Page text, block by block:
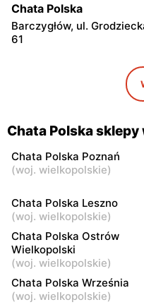
Chata Polska
Barczygłów, ul.
61
Chata Polska
Brzeziny, ul. Sobiesęki 7
Stawiszyn, ul. Szosa
Pleszewska 2a
Chata Polska
Mogilno, ul. Marsz.
Piłsudskiego 23
Chata Polska
Chata Polska sklepy
Chata Polska Poznań
(woj. wielkopolskie)
Chata Polska Leszno
(woj. wielkopolskie)
Chata Polska Ostrów
Wielkopolski
(woj. wielkopolskie)
Chata Polska Września
(woj. wielkopolskie)